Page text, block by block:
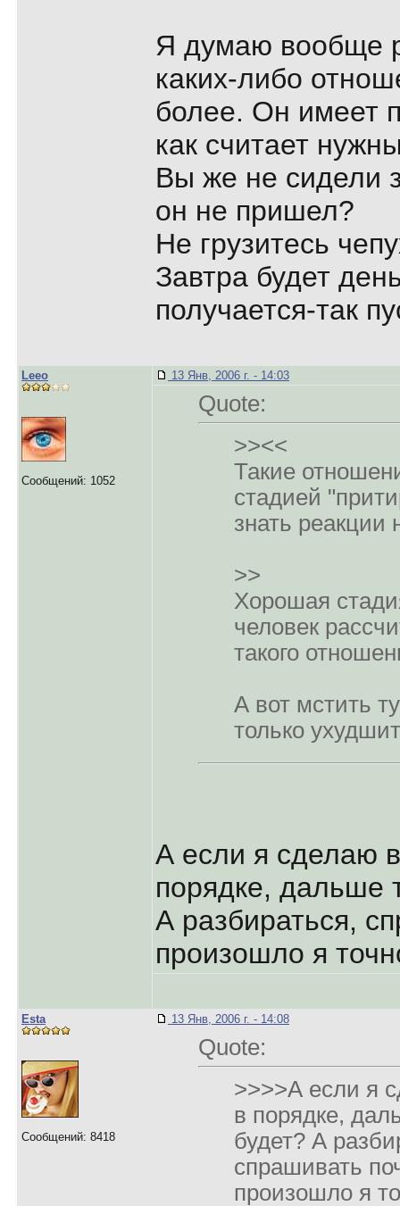
Я думаю вообще
каких-либо
более. Он имеет
как считает
Вы же не сидели
он не пришел?
Не грузитесь
Завтра будет
получается-так
Leeo
Сообщений: 1052
13 Янв, 2006 г. - 14:03
Quote:
>><<
Такие
стадией
знать реакции
>>
Хорошая
человек
такого
А вот мстить
только
А если я сделаю
порядке, дальше
А разбираться,
произошло я
Esta
Сообщений: 8418
13 Янв, 2006 г. - 14:08
Quote:
>>>>А если я
в порядке,
будет? А
спрашивать
произошло я